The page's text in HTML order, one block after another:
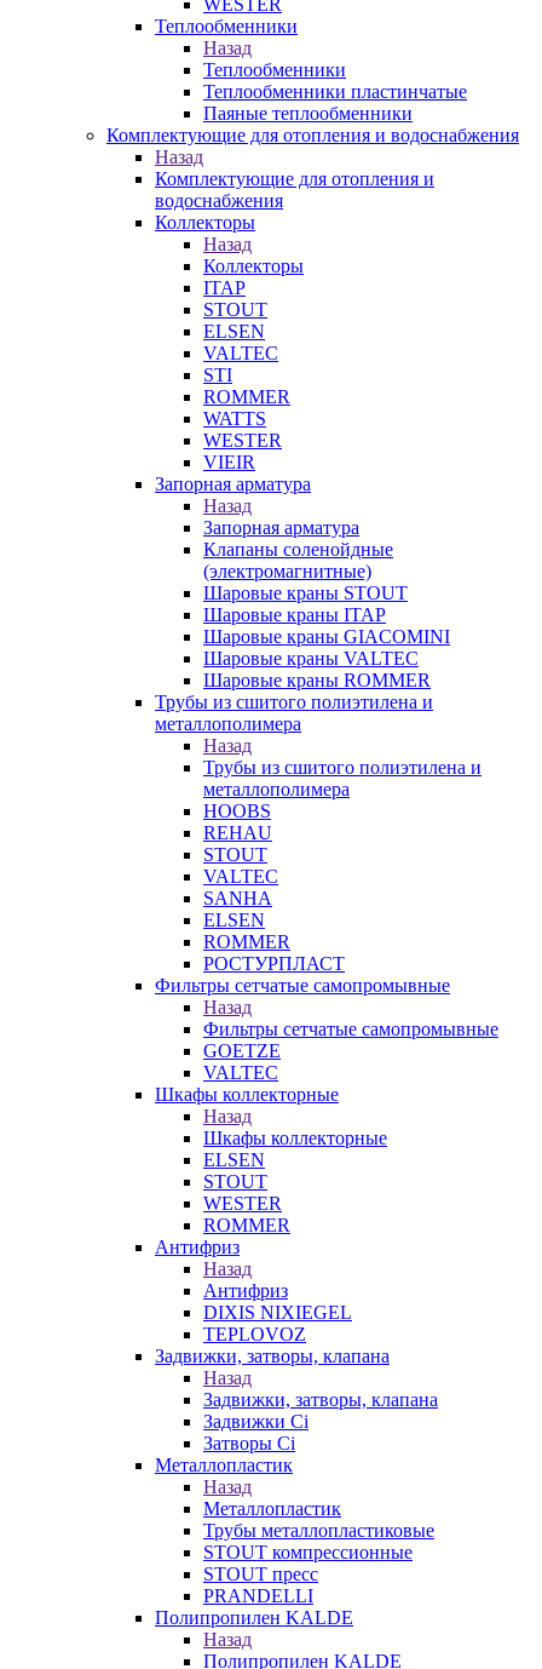
WESTER
Теплообменники
Назад
Теплообменники
Теплообменники пластинчатые
Паяные теплообменники
Комплектующие для отопления и водоснабжения
Назад
Комплектующие для отопления и
водоснабжения
Коллекторы
Назад
Коллекторы
ITAP
STOUT
ELSEN
VALTEC
STI
ROMMER
WATTS
WESTER
VIEIR
Запорная арматура
Назад
Запорная арматура
Клапаны соленойдные
(электромагнитные)
Шаровые краны STOUT
Шаровые краны ITAP
Шаровые краны GIACOMINI
Шаровые краны VALTEC
Шаровые краны ROMMER
Трубы из сшитого полиэтилена и
металлополимера
Назад
Трубы из сшитого полиэтилена и
металлополимера
HOOBS
REHAU
STOUT
VALTEC
SANHA
ELSEN
ROMMER
РОСТУРПЛАСТ
Фильтры сетчатые самопромывные
Назад
Фильтры сетчатые самопромывные
GOETZE
VALTEC
Шкафы коллекторные
Назад
Шкафы коллекторные
ELSEN
STOUT
WESTER
ROMMER
Антифриз
Назад
Антифриз
DIXIS NIXIEGEL
TEPLOVOZ
Задвижки, затворы, клапана
Назад
Задвижки, затворы, клапана
Задвижки Ci
Затворы Ci
Металлопластик
Назад
Металлопластик
Трубы металлопластиковые
STOUT компрессионные
STOUT пресс
PRANDELLI
Полипропилен KALDE
Назад
Полипропилен KALDE